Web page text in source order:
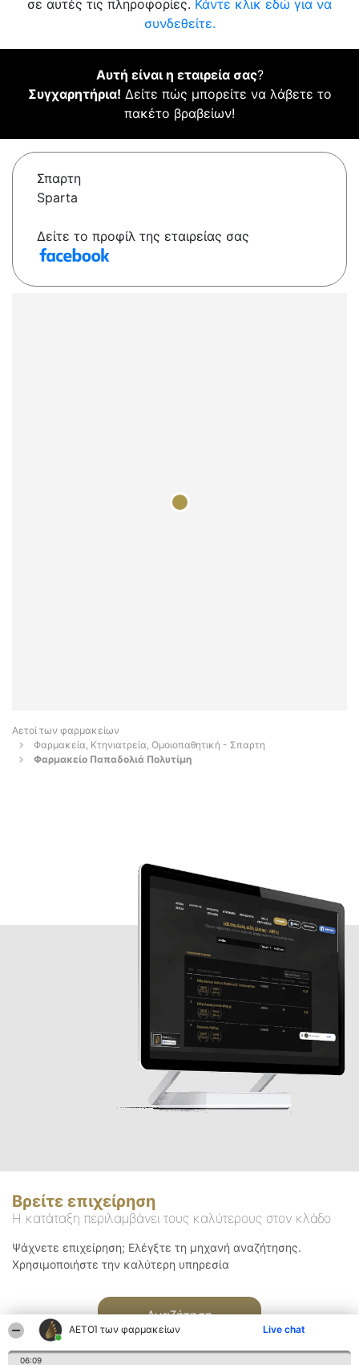
ΑΕΤΟΊ των φαρμακείων Live chat
06:09
σε αυτές τις πληροφορίες. Κάντε κλικ εδώ για να
συνδεθείτε.
Αυτή είναι η εταιρεία σας?
Συγχαρητήρια! Δείτε πώς μπορείτε να λάβετε το
πακέτο βραβείων!
Σπαρτη
Sparta
Δείτε το προφίλ της εταιρείας σας
Αετοί των φαρμακείων
Φαρμακεία, Κτηνιατρεία, Ομοιοπαθητική - Σπαρτη
Φαρμακείο Παπαδολιά Πολυτίμη
Βρείτε επιχείρηση
Η κατάταξη περιλαμβάνει τους καλύτερους στον κλάδο
Ψάχνετε επιχείρηση; Ελέγξτε τη μηχανή αναζήτησης.
Χρησιμοποιήστε την καλύτερη υπηρεσία
Αναζήτηση